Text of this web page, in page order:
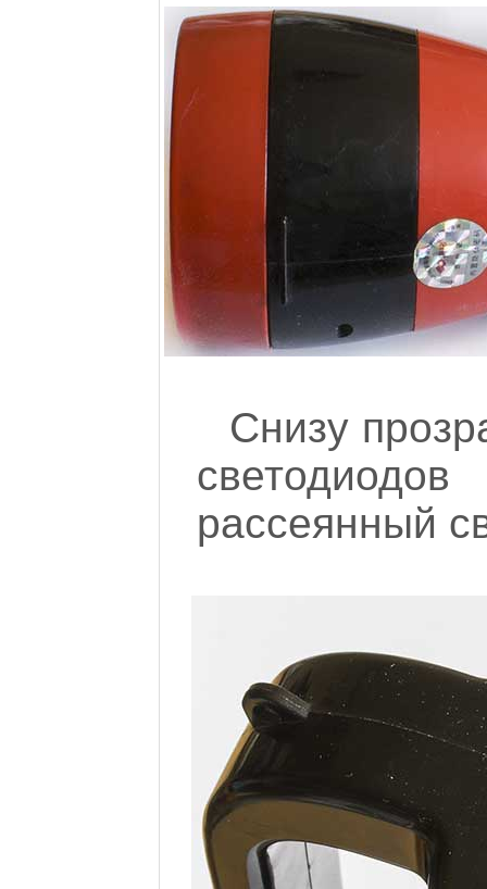
Снизу
рассеянный